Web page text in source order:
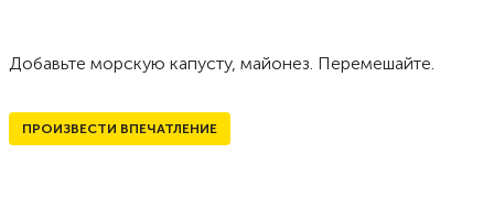
Добавьте морскую капусту, майонез. Перемешайте.
ПРОИЗВЕСТИ ВПЕЧАТЛЕНИЕ